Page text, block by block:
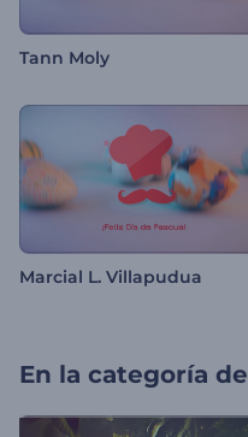
Tann Moly
Marcial L. Villapudua
En la categoría de